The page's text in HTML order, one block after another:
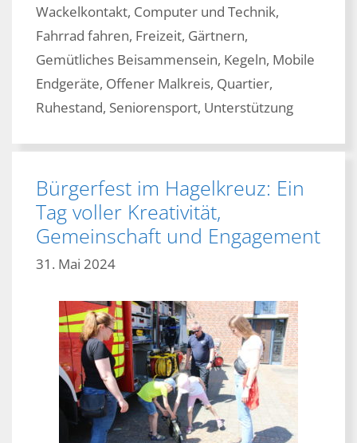
Wackelkontakt, Computer und Technik,
Fahrrad fahren, Freizeit, Gärtnern,
Gemütliches Beisammensein, Kegeln, Mobile
Endgeräte, Offener Malkreis, Quartier,
Ruhestand, Seniorensport, Unterstützung
Bürgerfest im Hagelkreuz: Ein
Tag voller Kreativität,
Gemeinschaft und Engagement
31. Mai 2024